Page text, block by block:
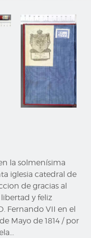
la solmenísima
iglesia catedral de
de gracias al
y feliz
Fernando VII en el
Mayo de 1814 / por